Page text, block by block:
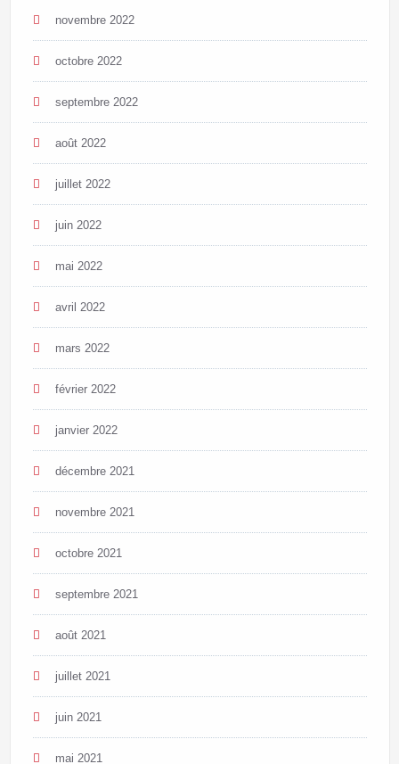
novembre 2022
octobre 2022
septembre 2022
août 2022
juillet 2022
juin 2022
mai 2022
avril 2022
mars 2022
février 2022
janvier 2022
décembre 2021
novembre 2021
octobre 2021
septembre 2021
août 2021
juillet 2021
juin 2021
mai 2021